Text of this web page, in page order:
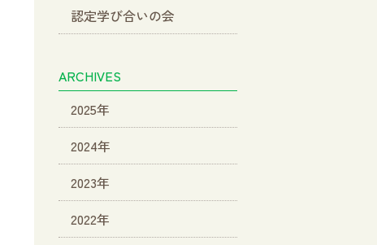
認定学び合いの会
ARCHIVES
2025年
2024年
2023年
2022年